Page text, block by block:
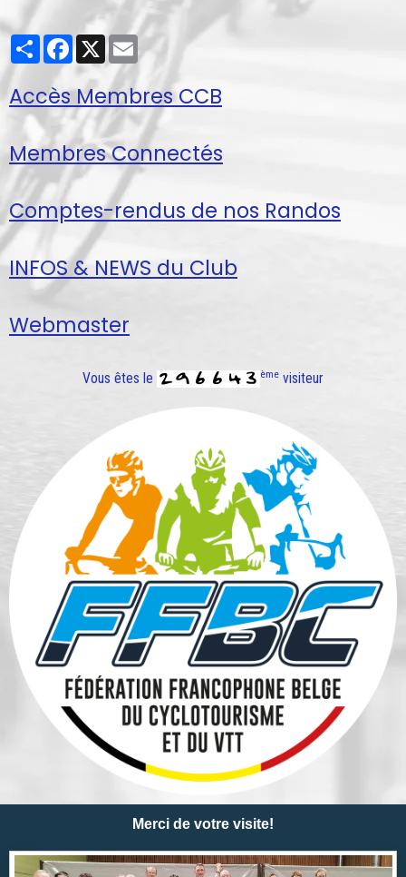
PartagerFacebook
X Email
Accès Membres CCB
Membres Connectés
Comptes-rendus de nos Randos
INFOS & NEWS du Club
Webmaster
Vous êtes le ème visiteur
Merci de votre visite!